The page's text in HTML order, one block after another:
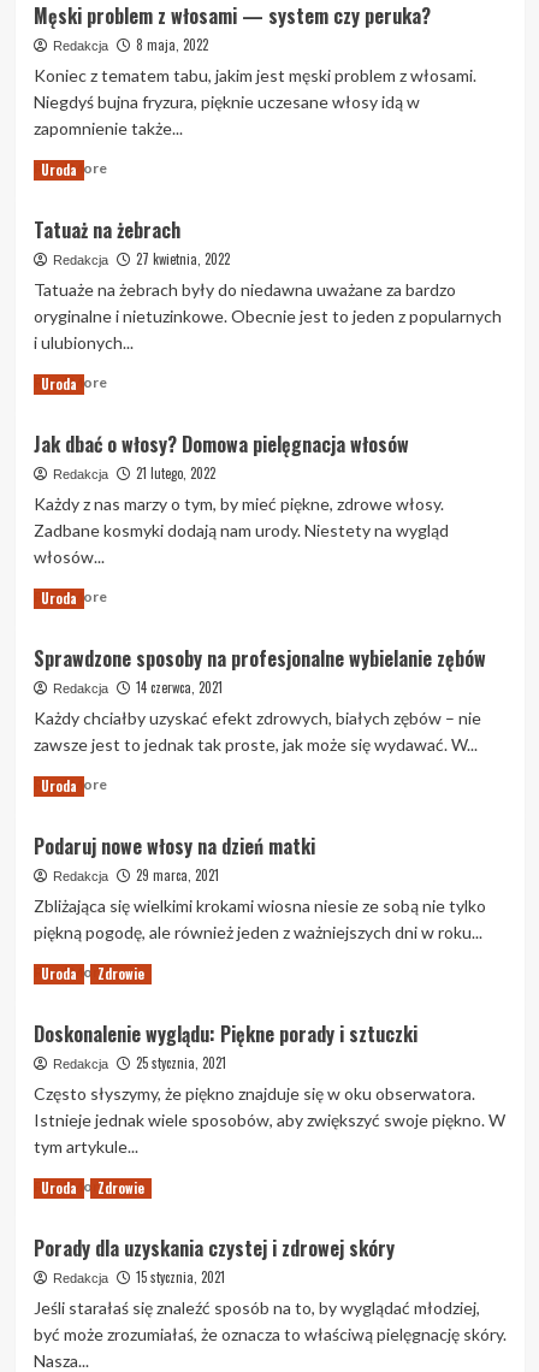
Twoja
nowa
—
jak
wybrać
Męski problem z włosami — system czy peruka?
Redakcja 8 maja, 2022
Koniec z tematem tabu, jakim jest męski problem z włosami.
Niegdyś bujna fryzura, pięknie uczesane włosy idą w
zapomnienie także...
Read MoreRead
Męski
problem
włosami
—
system
peruka?
Uroda
Tatuaż na żebrach
Redakcja 27 kwietnia, 2022
Tatuaże na żebrach były do niedawna uważane za bardzo
oryginalne i nietuzinkowe. Obecnie jest to jeden z popularnych
i ulubionych...
Read MoreRead
Tatuaż
na
Uroda
Jak dbać o włosy? Domowa pielęgnacja włosów
Redakcja 21 lutego, 2022
Każdy z nas marzy o tym, by mieć piękne, zdrowe włosy.
Zadbane kosmyki dodają nam urody. Niestety na wygląd
włosów...
Read MoreRead
Jak
dbać
włosy?
Domowa
Uroda
Sprawdzone sposoby na profesjonalne wybielanie zębów
Redakcja 14 czerwca, 2021
Każdy chciałby uzyskać efekt zdrowych, białych zębów – nie
zawsze jest to jednak tak proste, jak może się wydawać. W...
Read MoreRead
Sprawdzone
sposoby
profesjonalne
wybielanie
zębów
Uroda
Podaruj nowe włosy na dzień matki
Redakcja 29 marca, 2021
Zbliżająca się wielkimi krokami wiosna niesie ze sobą nie tylko
piękną pogodę, ale również jeden z ważniejszych dni w roku...
Read MoreRead
more
Podaruj
nowe
na
dzień
matki
Uroda Zdrowie
Doskonalenie wyglądu: Piękne porady i sztuczki
Redakcja 25 stycznia, 2021
Często słyszymy, że piękno znajduje się w oku obserwatora.
Istnieje jednak wiele sposobów, aby zwiększyć swoje piękno. W
tym artykule...
Read MoreRead
more
Doskonalenie
wyglądu:
porady
i
Uroda Zdrowie
Porady dla uzyskania czystej i zdrowej skóry
Redakcja 15 stycznia, 2021
Jeśli starałaś się znaleźć sposób na to, by wyglądać młodziej,
być może zrozumiałaś, że oznacza to właściwą pielęgnację skóry.
Nasza...